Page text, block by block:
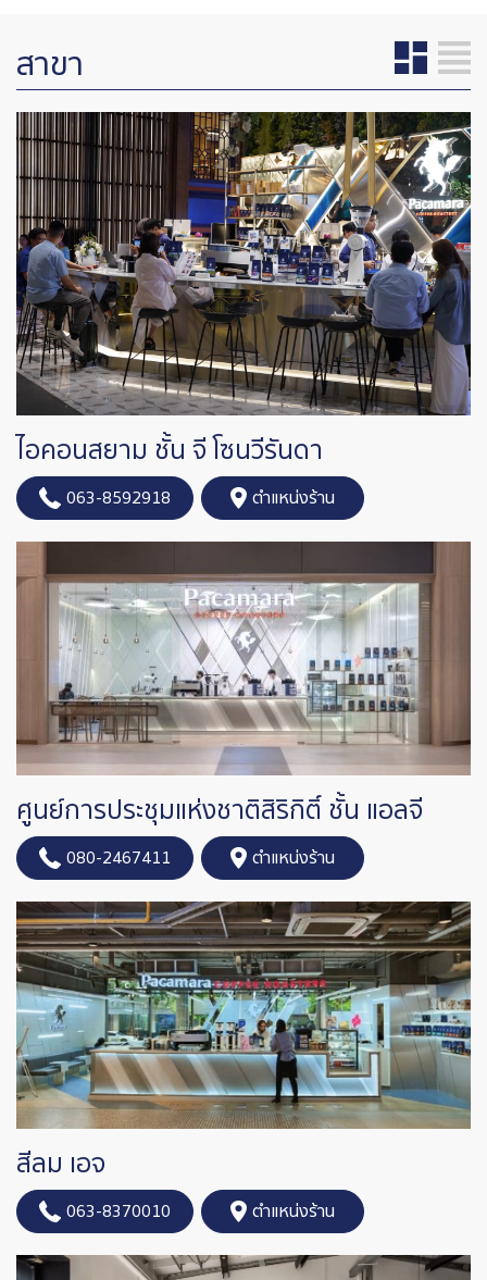
สาขา
ไอคอนสยาม ชั้น จี โซนวีรันดา
063-8592918 ตำแหน่งร้าน
ศูนย์การประชุมแห่งชาติสิริกิติ์ ชั้น แอลจี
080-2467411 ตำแหน่งร้าน
สีลม เอจ
063-8370010 ตำแหน่งร้าน